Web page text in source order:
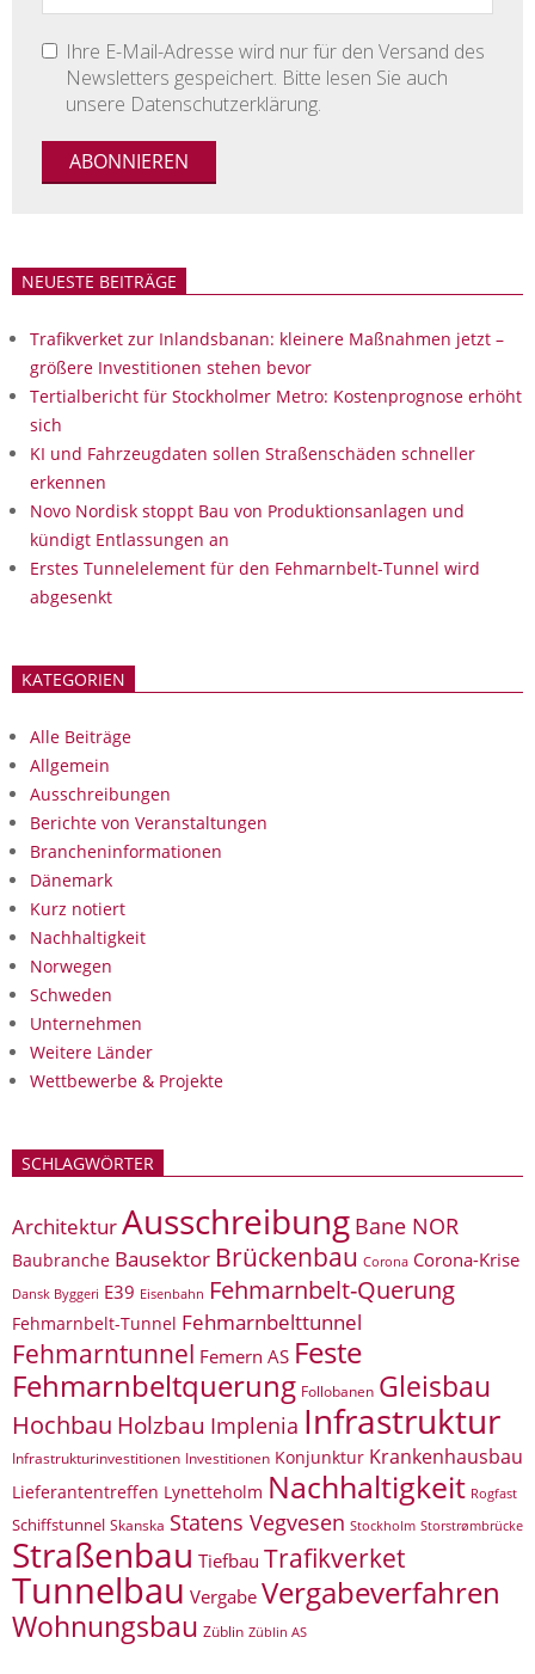
Ihre E-Mail-Adresse wird nur für den Versand des
Newsletters gespeichert. Bitte lesen Sie auch
unsere Datenschutzerklärung.
NEUESTE BEITRÄGE
Trafikverket zur Inlandsbanan: kleinere Maßnahmen jetzt –
größere Investitionen stehen bevor
Tertialbericht für Stockholmer Metro: Kostenprognose erhöht
sich
KI und Fahrzeugdaten sollen Straßenschäden schneller
erkennen
Novo Nordisk stoppt Bau von Produktionsanlagen und
kündigt Entlassungen an
Erstes Tunnelelement für den Fehmarnbelt-Tunnel wird
abgesenkt
KATEGORIEN
Alle Beiträge
Allgemein
Ausschreibungen
Berichte von Veranstaltungen
Brancheninformationen
Dänemark
Kurz notiert
Nachhaltigkeit
Norwegen
Schweden
Unternehmen
Weitere Länder
Wettbewerbe & Projekte
SCHLAGWÖRTER
ArchitekturAusschreibung Bane NOR
Baubranche Bausektor Brückenbau Corona Corona-Krise
Dansk Byggeri E39 Eisenbahn Fehmarnbelt-Querung
Fehmarnbelt-Tunnel Fehmarnbelttunnel
Fehmarntunnel Femern AS Feste
Fehmarnbeltquerung Follobanen Gleisbau
Hochbau Holzbau Implenia Infrastruktur
Infrastrukturinvestitionen Investitionen Konjunktur Krankenhausbau
Lieferantentreffen Lynetteholm Nachhaltigkeit Rogfast
Schiffstunnel Skanska Statens Vegvesen Stockholm Storstrømbrücke
Straßenbau Tiefbau Trafikverket
Tunnelbau Vergabe Vergabeverfahren
Wohnungsbau Züblin Züblin AS